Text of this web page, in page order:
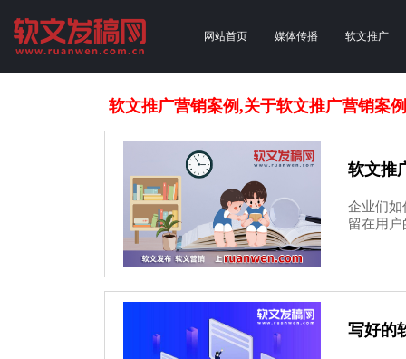
网站首页 媒体传播 软文推广
软文推广营销案例,关于软文推广营销案
软文推
企业们如
留在用户
写好的